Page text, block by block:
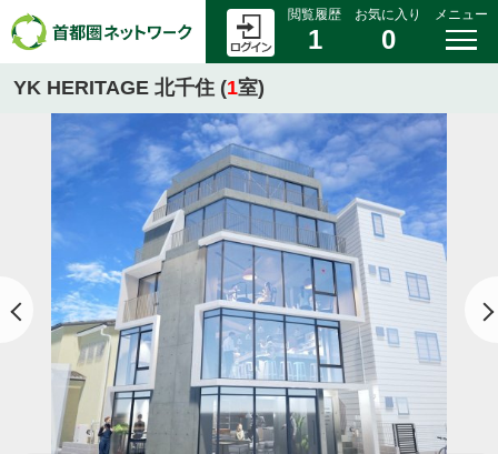
閲覧履歴
1
お気に入り
0
メニュー
YK HERITAGE 北千住 (1室)